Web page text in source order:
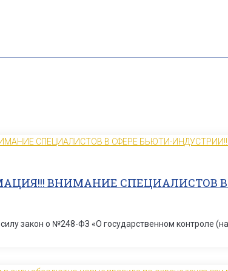
ВНИМАНИЕ СПЕЦИАЛИСТОВ В
закон о №248-ФЗ «О государственном контроле